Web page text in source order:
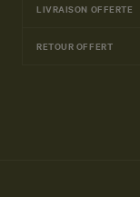
LIVRAISON OFFERTE
RETOUR OFFERT